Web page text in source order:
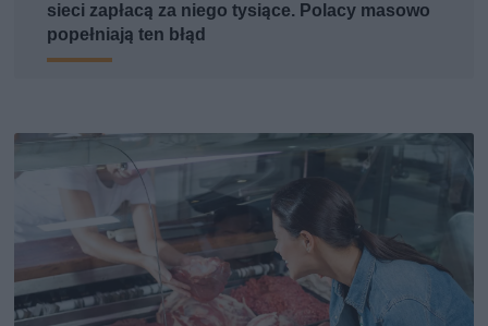
sieci zapłacą za niego tysiące. Polacy masowo
popełniają ten błąd